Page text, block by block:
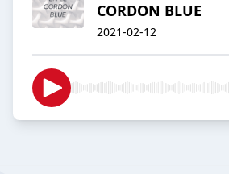
CORDON BLUE
2021-02-12